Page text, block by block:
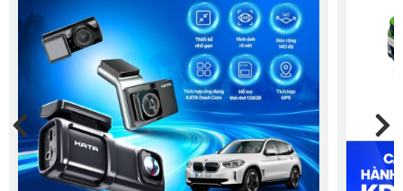
Dash Cam cho xe Lexus ES
Cùng với những đặc điểm cần có ở trên, KATA Dash Cam
cho xe Lexus ES được phân phối bởi KATAVINA còn sở
hữu 3 tính năng nổi bất, nhằm đem đến những trải nghiệm
sử dụng cao cấp nhất cho khách hàng.